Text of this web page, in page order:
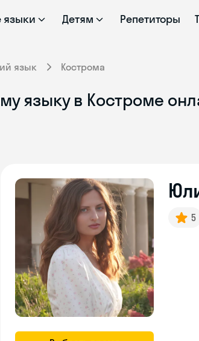
языки Детям Репетиторы
язык Кострома
языку в Костроме
5